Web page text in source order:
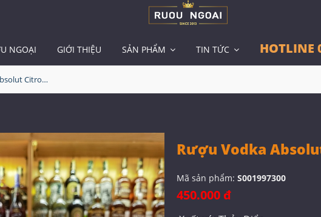
NGOẠI GIỚI THIỆU SẢN PHẨM TIN TỨC HOTLINE
Rượu Vodka Absolut Citron 1L
Rượu Vodka
Mã sản phẩm: S001997300
450.000 đ